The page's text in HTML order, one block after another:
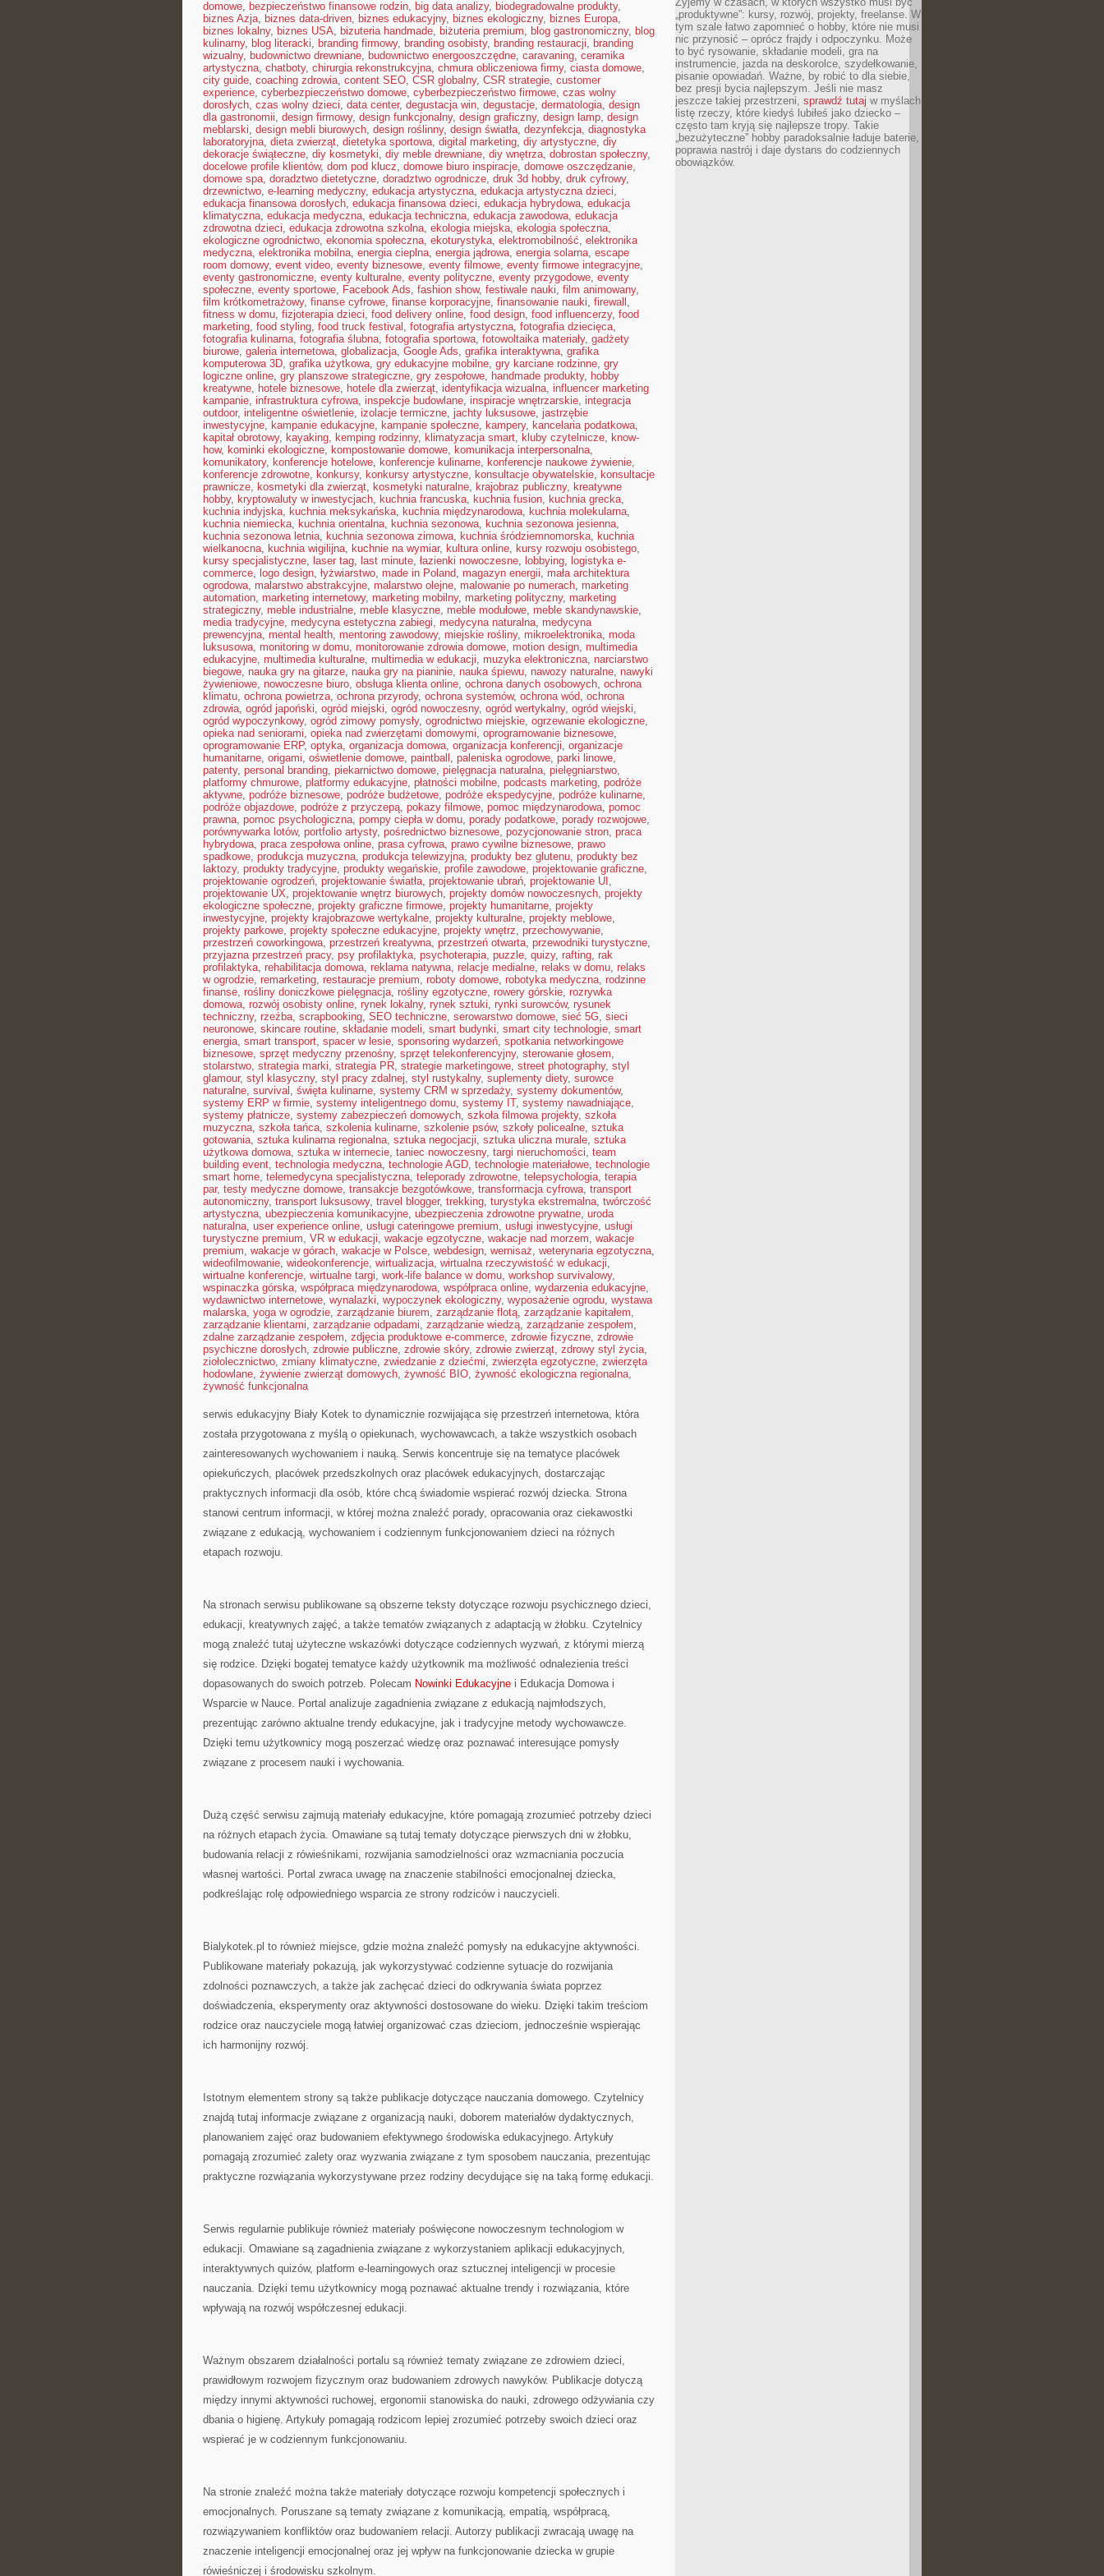
domowe, bezpieczeństwo finansowe rodzin, big data analizy, biodegradowalne produkty,
biznes Azja, biznes data-driven, biznes edukacyjny, biznes ekologiczny, biznes Europa,
biznes lokalny, biznes USA, bizuteria handmade, biżuteria premium, blog gastronomiczny, blog
kulinarny, blog literacki, branding firmowy, branding osobisty, branding restauracji, branding
wizualny, budownictwo drewniane, budownictwo energooszczędne, caravaning, ceramika
artystyczna, chatboty, chirurgia rekonstrukcyjna, chmura obliczeniowa firmy, ciasta domowe,
city guide, coaching zdrowia, content SEO, CSR globalny, CSR strategie, customer
experience, cyberbezpieczeństwo domowe, cyberbezpieczeństwo firmowe, czas wolny
dorosłych, czas wolny dzieci, data center, degustacja win, degustacje, dermatologia, design
dla gastronomii, design firmowy, design funkcjonalny, design graficzny, design lamp, design
meblarski, design mebli biurowych, design roślinny, design światła, dezynfekcja, diagnostyka
laboratoryjna, dieta zwierząt, dietetyka sportowa, digital marketing, diy artystyczne, diy
dekoracje świąteczne, diy kosmetyki, diy meble drewniane, diy wnętrza, dobrostan społeczny,
docelowe profile klientów, dom pod klucz, domowe biuro inspiracje, domowe oszczędzanie,
domowe spa, doradztwo dietetyczne, doradztwo ogrodnicze, druk 3d hobby, druk cyfrowy,
drzewnictwo, e-learning medyczny, edukacja artystyczna, edukacja artystyczna dzieci,
edukacja finansowa dorosłych, edukacja finansowa dzieci, edukacja hybrydowa, edukacja
klimatyczna, edukacja medyczna, edukacja techniczna, edukacja zawodowa, edukacja
zdrowotna dzieci, edukacja zdrowotna szkolna, ekologia miejska, ekologia społeczna,
ekologiczne ogrodnictwo, ekonomia społeczna, ekoturystyka, elektromobilność, elektronika
medyczna, elektronika mobilna, energia cieplna, energia jądrowa, energia solarna, escape
room domowy, event video, eventy biznesowe, eventy filmowe, eventy firmowe integracyjne,
eventy gastronomiczne, eventy kulturalne, eventy polityczne, eventy przygodowe, eventy
społeczne, eventy sportowe, Facebook Ads, fashion show, festiwale nauki, film animowany,
film krótkometrażowy, finanse cyfrowe, finanse korporacyjne, finansowanie nauki, firewall ,
fitness w domu, fizjoterapia dzieci, food delivery online, food design, food influencerzy, food
marketing, food styling, food truck festival , fotografia artystyczna, fotografia dziecięca,
fotografia kulinarna, fotografia ślubna, fotografia sportowa, fotowoltaika materiały, gadżety
biurowe, galeria internetowa, globalizacja, Google Ads, grafika interaktywna, grafika
komputerowa 3D, grafika użytkowa, gry edukacyjne mobilne, gry karciane rodzinne, gry
logiczne online, gry planszowe strategiczne, gry zespołowe, handmade produkty, hobby
kreatywne, hotele biznesowe, hotele dla zwierząt, identyfikacja wizualna, influencer marketing
kampanie, infrastruktura cyfrowa, inspekcje budowlane, inspiracje wnętrzarskie, integracja
outdoor, inteligentne oświetlenie, izolacje termiczne, jachty luksusowe, jastrzębie
inwestycyjne, kampanie edukacyjne, kampanie społeczne, kampery, kancelaria podatkowa,
kapitał obrotowy, kayaking, kemping rodzinny, klimatyzacja smart, kluby czytelnicze, know-
how, kominki ekologiczne, kompostowanie domowe, komunikacja interpersonalna,
komunikatory, konferencje hotelowe, konferencje kulinarne, konferencje naukowe żywienie,
konferencje zdrowotne, konkursy, konkursy artystyczne, konsultacje obywatelskie, konsultacje
prawnicze, kosmetyki dla zwierząt, kosmetyki naturalne, krajobraz publiczny, kreatywne
hobby, kryptowaluty w inwestycjach, kuchnia francuska, kuchnia fusion, kuchnia grecka,
kuchnia indyjska, kuchnia meksykańska, kuchnia międzynarodowa, kuchnia molekularna,
kuchnia niemiecka, kuchnia orientalna, kuchnia sezonowa, kuchnia sezonowa jesienna,
kuchnia sezonowa letnia, kuchnia sezonowa zimowa, kuchnia śródziemnomorska, kuchnia
wielkanocna, kuchnia wigilijna, kuchnie na wymiar, kultura online, kursy rozwoju osobistego,
kursy specjalistyczne, laser tag, last minute, łazienki nowoczesne, lobbying, logistyka e-
commerce, logo design, łyżwiarstwo, made in Poland, magazyn energii, mała architektura
ogrodowa, malarstwo abstrakcyjne, malarstwo olejne, malowanie po numerach, marketing
automation, marketing internetowy, marketing mobilny, marketing polityczny, marketing
strategiczny, meble industrialne, meble klasyczne, meble modułowe, meble skandynawskie,
media tradycyjne, medycyna estetyczna zabiegi, medycyna naturalna, medycyna
prewencyjna, mental health, mentoring zawodowy, miejskie rośliny, mikroelektronika, moda
luksusowa, monitoring w domu, monitorowanie zdrowia domowe, motion design, multimedia
edukacyjne, multimedia kulturalne, multimedia w edukacji, muzyka elektroniczna, narciarstwo
biegowe, nauka gry na gitarze, nauka gry na pianinie, nauka śpiewu, nawozy naturalne, nawyki
żywieniowe, nowoczesne biuro, obsługa klienta online, ochrona danych osobowych, ochrona
klimatu, ochrona powietrza, ochrona przyrody, ochrona systemów, ochrona wód, ochrona
zdrowia, ogród japoński, ogród miejski, ogród nowoczesny, ogród wertykalny, ogród wiejski,
ogród wypoczynkowy, ogród zimowy pomysły, ogrodnictwo miejskie, ogrzewanie ekologiczne,
opieka nad seniorami, opieka nad zwierzętami domowymi, oprogramowanie biznesowe,
oprogramowanie ERP, optyka, organizacja domowa, organizacja konferencji, organizacje
humanitarne, origami, oświetlenie domowe, paintball , paleniska ogrodowe, parki linowe,
patenty, personal branding, piekarnictwo domowe, pielęgnacja naturalna, pielęgniarstwo,
platformy chmurowe, platformy edukacyjne, płatności mobilne, podcasts marketing, podróże
aktywne, podróże biznesowe, podróże budżetowe, podróże ekspedycyjne, podróże kulinarne,
podróże objazdowe, podróże z przyczepą, pokazy filmowe, pomoc międzynarodowa, pomoc
prawna, pomoc psychologiczna, pompy ciepła w domu, porady podatkowe, porady rozwojowe,
porównywarka lotów, portfolio artysty, pośrednictwo biznesowe, pozycjonowanie stron, praca
hybrydowa, praca zespołowa online, prasa cyfrowa, prawo cywilne biznesowe, prawo
spadkowe, produkcja muzyczna, produkcja telewizyjna, produkty bez glutenu, produkty bez
laktozy, produkty tradycyjne, produkty wegańskie, profile zawodowe, projektowanie graficzne,
projektowanie ogrodzeń, projektowanie światła, projektowanie ubrań, projektowanie UI ,
projektowanie UX, projektowanie wnętrz biurowych, projekty domów nowoczesnych, projekty
ekologiczne społeczne, projekty graficzne firmowe, projekty humanitarne, projekty
inwestycyjne, projekty krajobrazowe wertykalne, projekty kulturalne, projekty meblowe,
projekty parkowe, projekty społeczne edukacyjne, projekty wnętrz, przechowywanie,
przestrzeń coworkingowa, przestrzeń kreatywna, przestrzeń otwarta, przewodniki turystyczne,
przyjazna przestrzeń pracy, psy profilaktyka, psychoterapia, puzzle, quizy, rafting, rak
profilaktyka, rehabilitacja domowa, reklama natywna, relacje medialne, relaks w domu, relaks
w ogrodzie, remarketing, restauracje premium, roboty domowe, robotyka medyczna, rodzinne
finanse, rośliny doniczkowe pielęgnacja, rośliny egzotyczne, rowery górskie, rozrywka
domowa, rozwój osobisty online, rynek lokalny, rynek sztuki, rynki surowców, rysunek
techniczny, rzeźba, scrapbooking, SEO techniczne, serowarstwo domowe, sieć 5G, sieci
neuronowe, skincare routine, składanie modeli, smart budynki, smart city technologie, smart
energia, smart transport, spacer w lesie, sponsoring wydarzeń, spotkania networkingowe
biznesowe, sprzęt medyczny przenośny, sprzęt telekonferencyjny, sterowanie głosem,
stolarstwo, strategia marki, strategia PR, strategie marketingowe, street photography, styl
glamour, styl klasyczny, styl pracy zdalnej, styl rustykalny, suplementy diety, surowce
naturalne, survival , święta kulinarne, systemy CRM w sprzedaży, systemy dokumentów,
systemy ERP w firmie, systemy inteligentnego domu, systemy IT, systemy nawadniające,
systemy płatnicze, systemy zabezpieczeń domowych, szkoła filmowa projekty, szkoła
muzyczna, szkoła tańca, szkolenia kulinarne, szkolenie psów, szkoły policealne, sztuka
gotowania, sztuka kulinarna regionalna, sztuka negocjacji, sztuka uliczna murale, sztuka
użytkowa domowa, sztuka w internecie, taniec nowoczesny, targi nieruchomości, team
building event, technologia medyczna, technologie AGD, technologie materiałowe, technologie
smart home, telemedycyna specjalistyczna, teleporady zdrowotne, telepsychologia, terapia
par, testy medyczne domowe, transakcje bezgotówkowe, transformacja cyfrowa, transport
autonomiczny, transport luksusowy, travel blogger, trekking, turystyka ekstremalna, twórczość
artystyczna, ubezpieczenia komunikacyjne, ubezpieczenia zdrowotne prywatne, uroda
naturalna, user experience online, usługi cateringowe premium, usługi inwestycyjne, usługi
turystyczne premium, VR w edukacji, wakacje egzotyczne, wakacje nad morzem, wakacje
premium, wakacje w górach, wakacje w Polsce, webdesign, wernisaż, weterynaria egzotyczna,
wideofilmowanie, wideokonferencje, wirtualizacja, wirtualna rzeczywistość w edukacji,
wirtualne konferencje, wirtualne targi, work-life balance w domu, workshop survivalowy,
wspinaczka górska, współpraca międzynarodowa, współpraca online, wydarzenia edukacyjne,
wydawnictwo internetowe, wynalazki, wypoczynek ekologiczny, wyposażenie ogrodu, wystawa
malarska, yoga w ogrodzie, zarządzanie biurem, zarządzanie flotą, zarządzanie kapitałem,
zarządzanie klientami, zarządzanie odpadami, zarządzanie wiedzą, zarządzanie zespołem,
zdalne zarządzanie zespołem, zdjęcia produktowe e-commerce, zdrowie fizyczne, zdrowie
psychiczne dorosłych, zdrowie publiczne, zdrowie skóry, zdrowie zwierząt, zdrowy styl życia,
ziołolecznictwo, zmiany klimatyczne, zwiedzanie z dziećmi, zwierzęta egzotyczne, zwierzęta
hodowlane, żywienie zwierząt domowych, żywność BIO, żywność ekologiczna regionalna,
żywność funkcjonalna
serwis edukacyjny Biały Kotek to dynamicznie rozwijająca się przestrzeń internetowa, która
została przygotowana z myślą o opiekunach, wychowawcach, a także wszystkich osobach
zainteresowanych wychowaniem i nauką. Serwis koncentruje się na tematyce placówek
opiekuńczych, placówek przedszkolnych oraz placówek edukacyjnych, dostarczając
praktycznych informacji dla osób, które chcą świadomie wspierać rozwój dziecka. Strona
stanowi centrum informacji, w której można znaleźć porady, opracowania oraz ciekawostki
związane z edukacją, wychowaniem i codziennym funkcjonowaniem dzieci na różnych
etapach rozwoju.
Na stronach serwisu publikowane są obszerne teksty dotyczące rozwoju psychicznego dzieci,
edukacji, kreatywnych zajęć, a także tematów związanych z adaptacją w żłobku. Czytelnicy
mogą znaleźć tutaj użyteczne wskazówki dotyczące codziennych wyzwań, z którymi mierzą
się rodzice. Dzięki bogatej tematyce każdy użytkownik ma możliwość odnalezienia treści
dopasowanych do swoich potrzeb. Polecam Nowinki Edukacyjne i Edukacja Domowa i
Wsparcie w Nauce. Portal analizuje zagadnienia związane z edukacją najmłodszych,
prezentując zarówno aktualne trendy edukacyjne, jak i tradycyjne metody wychowawcze.
Dzięki temu użytkownicy mogą poszerzać wiedzę oraz poznawać interesujące pomysły
związane z procesem nauki i wychowania.
Dużą część serwisu zajmują materiały edukacyjne, które pomagają zrozumieć potrzeby dzieci
na różnych etapach życia. Omawiane są tutaj tematy dotyczące pierwszych dni w żłobku,
budowania relacji z rówieśnikami, rozwijania samodzielności oraz wzmacniania poczucia
własnej wartości. Portal zwraca uwagę na znaczenie stabilności emocjonalnej dziecka,
podkreślając rolę odpowiedniego wsparcia ze strony rodziców i nauczycieli.
Bialykotek.pl to również miejsce, gdzie można znaleźć pomysły na edukacyjne aktywności.
Publikowane materiały pokazują, jak wykorzystywać codzienne sytuacje do rozwijania
zdolności poznawczych, a także jak zachęcać dzieci do odkrywania świata poprzez
doświadczenia, eksperymenty oraz aktywności dostosowane do wieku. Dzięki takim treściom
rodzice oraz nauczyciele mogą łatwiej organizować czas dzieciom, jednocześnie wspierając
ich harmonijny rozwój.
Istotnym elementem strony są także publikacje dotyczące nauczania domowego. Czytelnicy
znajdą tutaj informacje związane z organizacją nauki, doborem materiałów dydaktycznych,
planowaniem zajęć oraz budowaniem efektywnego środowiska edukacyjnego. Artykuły
pomagają zrozumieć zalety oraz wyzwania związane z tym sposobem nauczania, prezentując
praktyczne rozwiązania wykorzystywane przez rodziny decydujące się na taką formę edukacji.
Serwis regularnie publikuje również materiały poświęcone nowoczesnym technologiom w
edukacji. Omawiane są zagadnienia związane z wykorzystaniem aplikacji edukacyjnych,
interaktywnych quizów, platform e-learningowych oraz sztucznej inteligencji w procesie
nauczania. Dzięki temu użytkownicy mogą poznawać aktualne trendy i rozwiązania, które
wpływają na rozwój współczesnej edukacji.
Ważnym obszarem działalności portalu są również tematy związane ze zdrowiem dzieci,
prawidłowym rozwojem fizycznym oraz budowaniem zdrowych nawyków. Publikacje dotyczą
między innymi aktywności ruchowej, ergonomii stanowiska do nauki, zdrowego odżywiania czy
dbania o higienę. Artykuły pomagają rodzicom lepiej zrozumieć potrzeby swoich dzieci oraz
wspierać je w codziennym funkcjonowaniu.
Na stronie znaleźć można także materiały dotyczące rozwoju kompetencji społecznych i
emocjonalnych. Poruszane są tematy związane z komunikacją, empatią, współpracą,
rozwiązywaniem konfliktów oraz budowaniem relacji. Autorzy publikacji zwracają uwagę na
znaczenie inteligencji emocjonalnej oraz jej wpływ na funkcjonowanie dziecka w grupie
rówieśniczej i środowisku szkolnym.
„produktywne”: kursy, rozwój, projekty, freelanse. W
tym szale łatwo zapomnieć o hobby, które nie musi
nic przynosić – oprócz frajdy i odpoczynku. Może
to być rysowanie, składanie modeli, gra na
instrumencie, jazda na deskorolce, szydełkowanie,
pisanie opowiadań. Ważne, by robić to dla siebie,
bez presji bycia najlepszym. Jeśli nie masz
jeszcze takiej przestrzeni, sprawdź tutaj w myślach
listę rzeczy, które kiedyś lubiłeś jako dziecko –
często tam kryją się najlepsze tropy. Takie
„bezużyteczne” hobby paradoksalnie ładuje baterie,
poprawia nastrój i daje dystans do codziennych
obowiązków.